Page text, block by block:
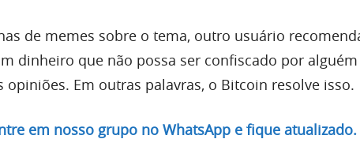
de memes sobre o tema, outro usuário
dinheiro que não possa ser confiscado por
opiniões. Em outras palavras, o Bitcoin resolve isso.
em nosso grupo no WhatsApp e fique atualizado.